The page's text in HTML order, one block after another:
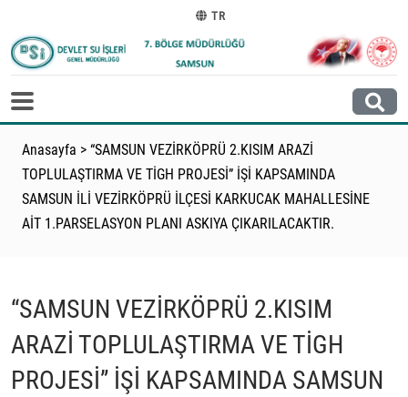
TR
Anasayfa > “SAMSUN VEZİRKÖPRÜ 2.KISIM ARAZİ
TOPLULAŞTIRMA VE TİGH PROJESİ” İŞİ KAPSAMINDA
SAMSUN İLİ VEZİRKÖPRÜ İLÇESİ KARKUCAK MAHALLESİNE
AİT 1.PARSELASYON PLANI ASKIYA ÇIKARILACAKTIR.
“SAMSUN VEZİRKÖPRÜ 2.KISIM
ARAZİ TOPLULAŞTIRMA VE TİGH
PROJESİ” İŞİ KAPSAMINDA SAMSUN